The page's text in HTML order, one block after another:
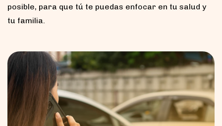
posible, para que tú te puedas enfocar en tu salud y
tu familia.